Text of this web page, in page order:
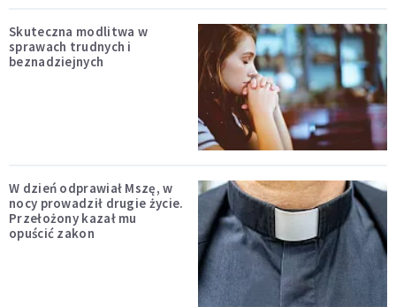
Skuteczna modlitwa w
sprawach trudnych i
beznadziejnych
W dzień odprawiał Mszę, w
nocy prowadził drugie życie.
Przełożony kazał mu
opuścić zakon